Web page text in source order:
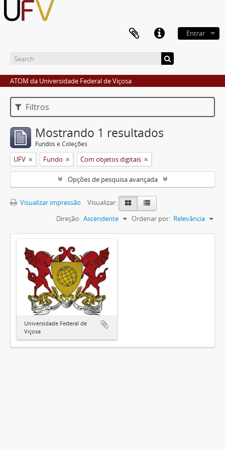
Entrar
ATOM da Universidade Federal de Viçosa
Filtros
Mostrando 1 resultados
Fundos e Coleções
UFV Fundo Com objetos digitais
Opções de pesquisa avançada
Visualizar impressão
Visualizar:
Ordenar por: Relevância
Direção: Ascendente
Universidade Federal de
Viçosa